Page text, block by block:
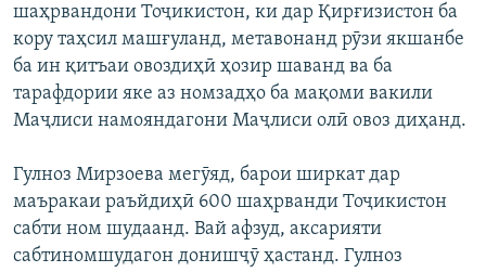
шаҳрвандони Тоҷикистон, ки дар Қирғизистон ба
кору таҳсил машғуланд, метавонанд рӯзи якшанбе
ба ин қитъаи овоздиҳӣ ҳозир шаванд ва ба
тарафдории яке аз номзадҳо ба мақоми вакили
Маҷлиси намояндагони Маҷлиси олӣ овоз диҳанд.
Гулноз Мирзоева мегӯяд, барои ширкат дар
маъракаи раъйдиҳӣ 600 шаҳрванди Тоҷикистон
сабти ном шудаанд. Вай афзуд, аксарияти
сабтиномшудагон донишҷӯ ҳастанд. Гулноз